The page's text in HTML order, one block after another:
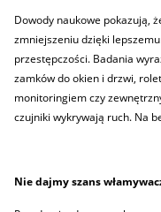
Dowody naukowe pokazują,
zmniejszeniu dzięki
przestępczości. Badania
zamków do okien i drzwi,
monitoringiem czy
czujniki wykrywają ruch. Na
Nie dajmy szans